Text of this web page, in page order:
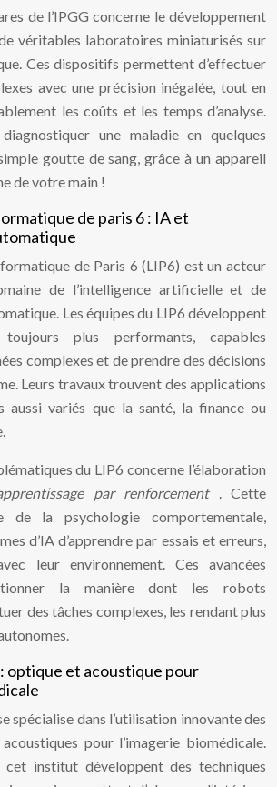
de l’IPGG concerne le développement
véritables laboratoires miniaturisés sur
Ces dispositifs permettent d’effectuer
avec une précision inégalée, tout en
les coûts et les temps d’analyse.
une maladie en quelques
goutte de sang, grâce à un appareil
de votre main !
de paris 6 : IA et
de Paris 6 (LIP6) est un acteur
de l’intelligence artificielle et de
Les équipes du LIP6 développent
plus performants, capables
complexes et de prendre des décisions
Leurs travaux trouvent des applications
aussi variés que la santé, la finance ou
du LIP6 concerne l’élaboration
par renforcement . Cette
de la psychologie comportementale,
d’IA d’apprendre par essais et erreurs,
leur environnement. Ces avancées
la manière dont les robots
des tâches complexes, les rendant plus
optique et acoustique pour
spécialise dans l’utilisation innovante des
pour l’imagerie biomédicale.
cet institut développent des techniques